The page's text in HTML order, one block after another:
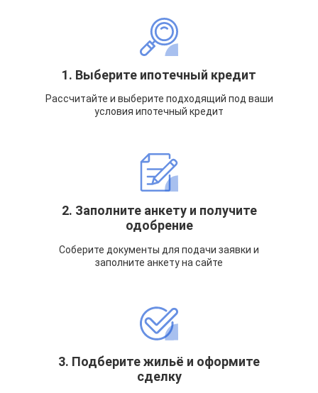
1. Выберите ипотечный кредит
Рассчитайте и выберите подходящий под ваши
условия ипотечный кредит
2. Заполните анкету и получите
одобрение
Соберите документы для подачи заявки и
заполните анкету на сайте
3. Подберите жильё и оформите
сделку